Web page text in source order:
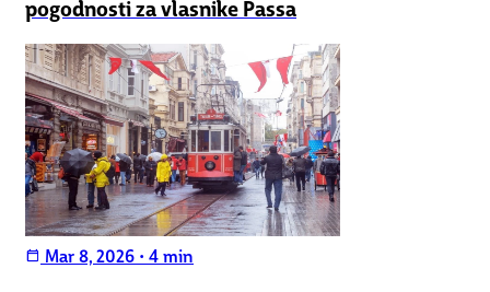
pogodnosti za vlasnike Passa
calendar_today Mar 8, 2026 • 4 min